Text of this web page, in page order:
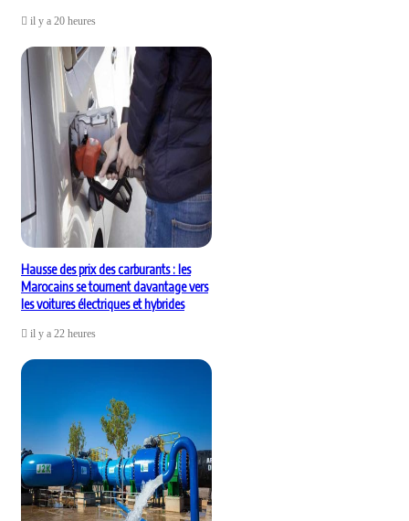
il y a 20 heures
Hausse des prix des carburants : les
Marocains se tournent davantage vers
les voitures électriques et hybrides
il y a 22 heures